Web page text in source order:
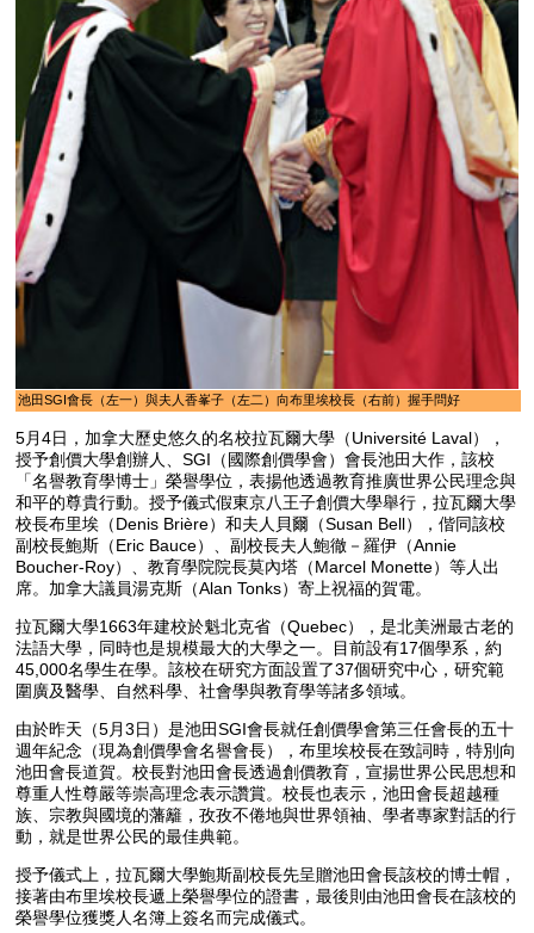
池田SGI會長（左一）與夫人香峯子（左二）向布里埃校長（右前）握手問好
5月4日，加拿大歷史悠久的名校拉瓦爾大學（Université Laval），
授予創價大學創辦人、SGI（國際創價學會）會長池田大作，該校
「名譽教育學博士」榮譽學位，表揚他透過教育推廣世界公民理念與
和平的尊貴行動。授予儀式假東京八王子創價大學舉行，拉瓦爾大學
校長布里埃（Denis Brière）和夫人貝爾（Susan Bell），偕同該校
副校長鮑斯（Eric Bauce）、副校長夫人鮑徹－羅伊（Annie
Boucher-Roy）、教育學院院長莫內塔（Marcel Monette）等人出
席。加拿大議員湯克斯（Alan Tonks）寄上祝福的賀電。
拉瓦爾大學1663年建校於魁北克省（Quebec），是北美洲最古老的
法語大學，同時也是規模最大的大學之一。目前設有17個學系，約
45,000名學生在學。該校在研究方面設置了37個研究中心，研究範
圍廣及醫學、自然科學、社會學與教育學等諸多領域。
由於昨天（5月3日）是池田SGI會長就任創價學會第三任會長的五十
週年紀念（現為創價學會名譽會長），布里埃校長在致詞時，特別向
池田會長道賀。校長對池田會長透過創價教育，宣揚世界公民思想和
尊重人性尊嚴等崇高理念表示讚賞。校長也表示，池田會長超越種
族、宗教與國境的藩籬，孜孜不倦地與世界領袖、學者專家對話的行
動，就是世界公民的最佳典範。
授予儀式上，拉瓦爾大學鮑斯副校長先呈贈池田會長該校的博士帽，
接著由布里埃校長遞上榮譽學位的證書，最後則由池田會長在該校的
榮譽學位獲獎人名簿上簽名而完成儀式。